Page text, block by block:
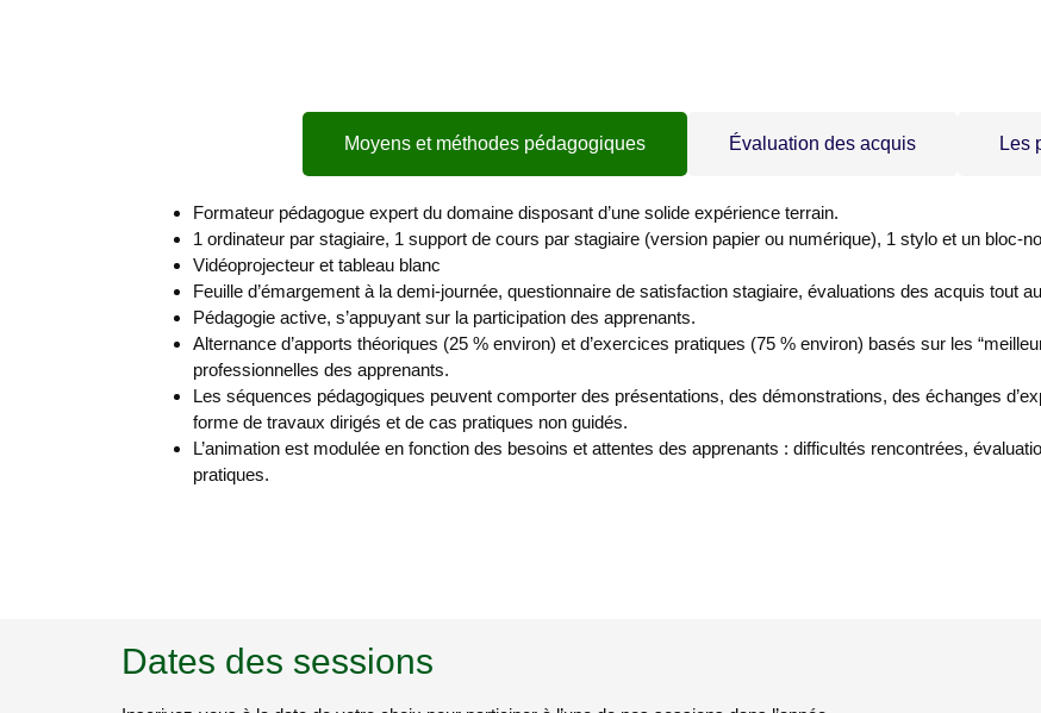
Moyens et méthodes pédagogiques Évaluation des acquis Les
Formateur pédagogue expert du domaine disposant d’une solide expérience terrain.
1 ordinateur par stagiaire, 1 support de cours par stagiaire (version papier ou numérique), 1 stylo et un bloc-
Vidéoprojecteur et tableau blanc
Feuille d’émargement à la demi-journée, questionnaire de satisfaction stagiaire, évaluations des acquis tout
Pédagogie active, s’appuyant sur la participation des apprenants.
Alternance d’apports théoriques (25 % environ) et d’exercices pratiques (75 % environ) basés sur les
professionnelles des apprenants.
Les séquences pédagogiques peuvent comporter des présentations, des démonstrations, des échanges
forme de travaux dirigés et de cas pratiques non guidés.
L’animation est modulée en fonction des besoins et attentes des apprenants : difficultés rencontrées,
pratiques.
Dates des sessions